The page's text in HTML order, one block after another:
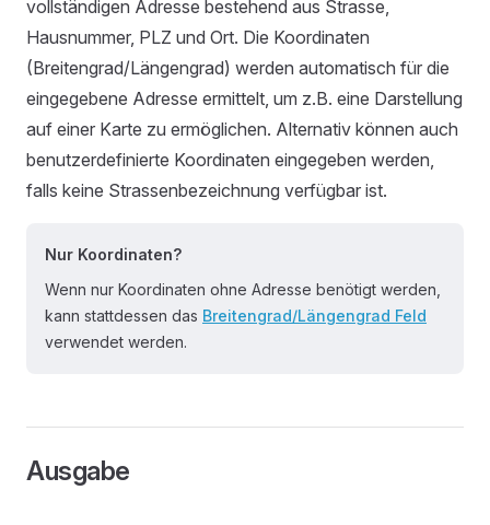
vollständigen Adresse bestehend aus Strasse,
Hausnummer, PLZ und Ort. Die Koordinaten
(Breitengrad/Längengrad) werden automatisch für die
eingegebene Adresse ermittelt, um z.B. eine Darstellung
auf einer Karte zu ermöglichen. Alternativ können auch
benutzerdefinierte Koordinaten eingegeben werden,
falls keine Strassenbezeichnung verfügbar ist.
Nur Koordinaten?
Wenn nur Koordinaten ohne Adresse benötigt werden,
kann stattdessen das Breitengrad/Längengrad Feld
verwendet werden.
Ausgabe